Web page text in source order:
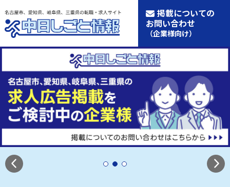
掲載についての
お問い合わせ
（企業様向け）